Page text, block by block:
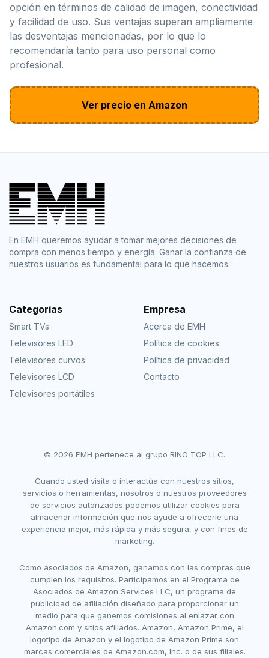
opción en términos de calidad de imagen, conectividad
y facilidad de uso. Sus ventajas superan ampliamente
las desventajas mencionadas, por lo que lo
recomendaría tanto para uso personal como
profesional.
Ver precio en Amazon
En EMH queremos ayudar a tomar mejores decisiones de
compra con menos tiempo y energía. Ganar la confianza de
nuestros usuarios es fundamental para lo que hacemos.
Categorías
Smart TVs
Televisores LED
Televisores curvos
Televisores LCD
Televisores portátiles
Empresa
Acerca de EMH
Política de cookies
Política de privacidad
Contacto
© 2026 EMH pertenece al grupo RINO TOP LLC.
Cuando usted visita o interactúa con nuestros sitios,
servicios o herramientas, nosotros o nuestros proveedores
de servicios autorizados podemos utilizar cookies para
almacenar información que nos ayude a ofrecerle una
experiencia mejor, más rápida y más segura, y con fines de
marketing.
Como asociados de Amazon, ganamos con las compras que
cumplen los requisitos. Participamos en el Programa de
Asociados de Amazon Services LLC, un programa de
publicidad de afiliación diseñado para proporcionar un
medio para que ganemos comisiones al enlazar con
Amazon.com y sitios afiliados. Amazon, Amazon Prime, el
logotipo de Amazon y el logotipo de Amazon Prime son
marcas comerciales de Amazon.com, Inc. o de sus filiales.